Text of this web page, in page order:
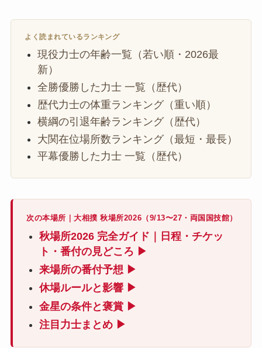
よく読まれているランキング
現役力士の年齢一覧（若い順・2026最
新）
全勝優勝した力士 一覧（歴代）
歴代力士の体重ランキング（重い順）
横綱の引退年齢ランキング（歴代）
大関在位場所数ランキング（最短・最長）
平幕優勝した力士 一覧（歴代）
次の本場所｜大相撲 秋場所2026（9/13〜27・両国国技館）
秋場所2026 完全ガイド｜日程・チケッ
ト・番付の見どころ ▶
来場所の番付予想 ▶
休場ルールと影響 ▶
金星の条件と褒賞 ▶
注目力士まとめ ▶